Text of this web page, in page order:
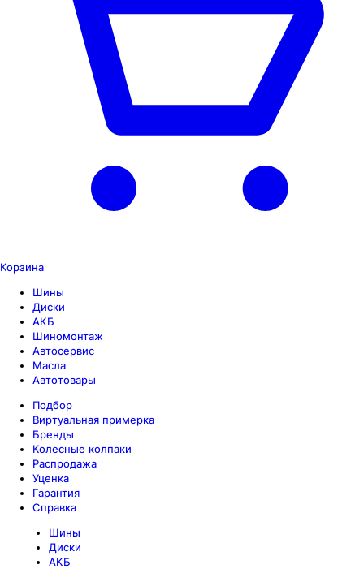
Корзина
Шины
Диски
АКБ
Шиномонтаж
Автосервис
Масла
Автотовары
Подбор
Виртуальная примерка
Бренды
Колесные колпаки
Распродажа
Уценка
Гарантия
Справка
Шины
Диски
АКБ